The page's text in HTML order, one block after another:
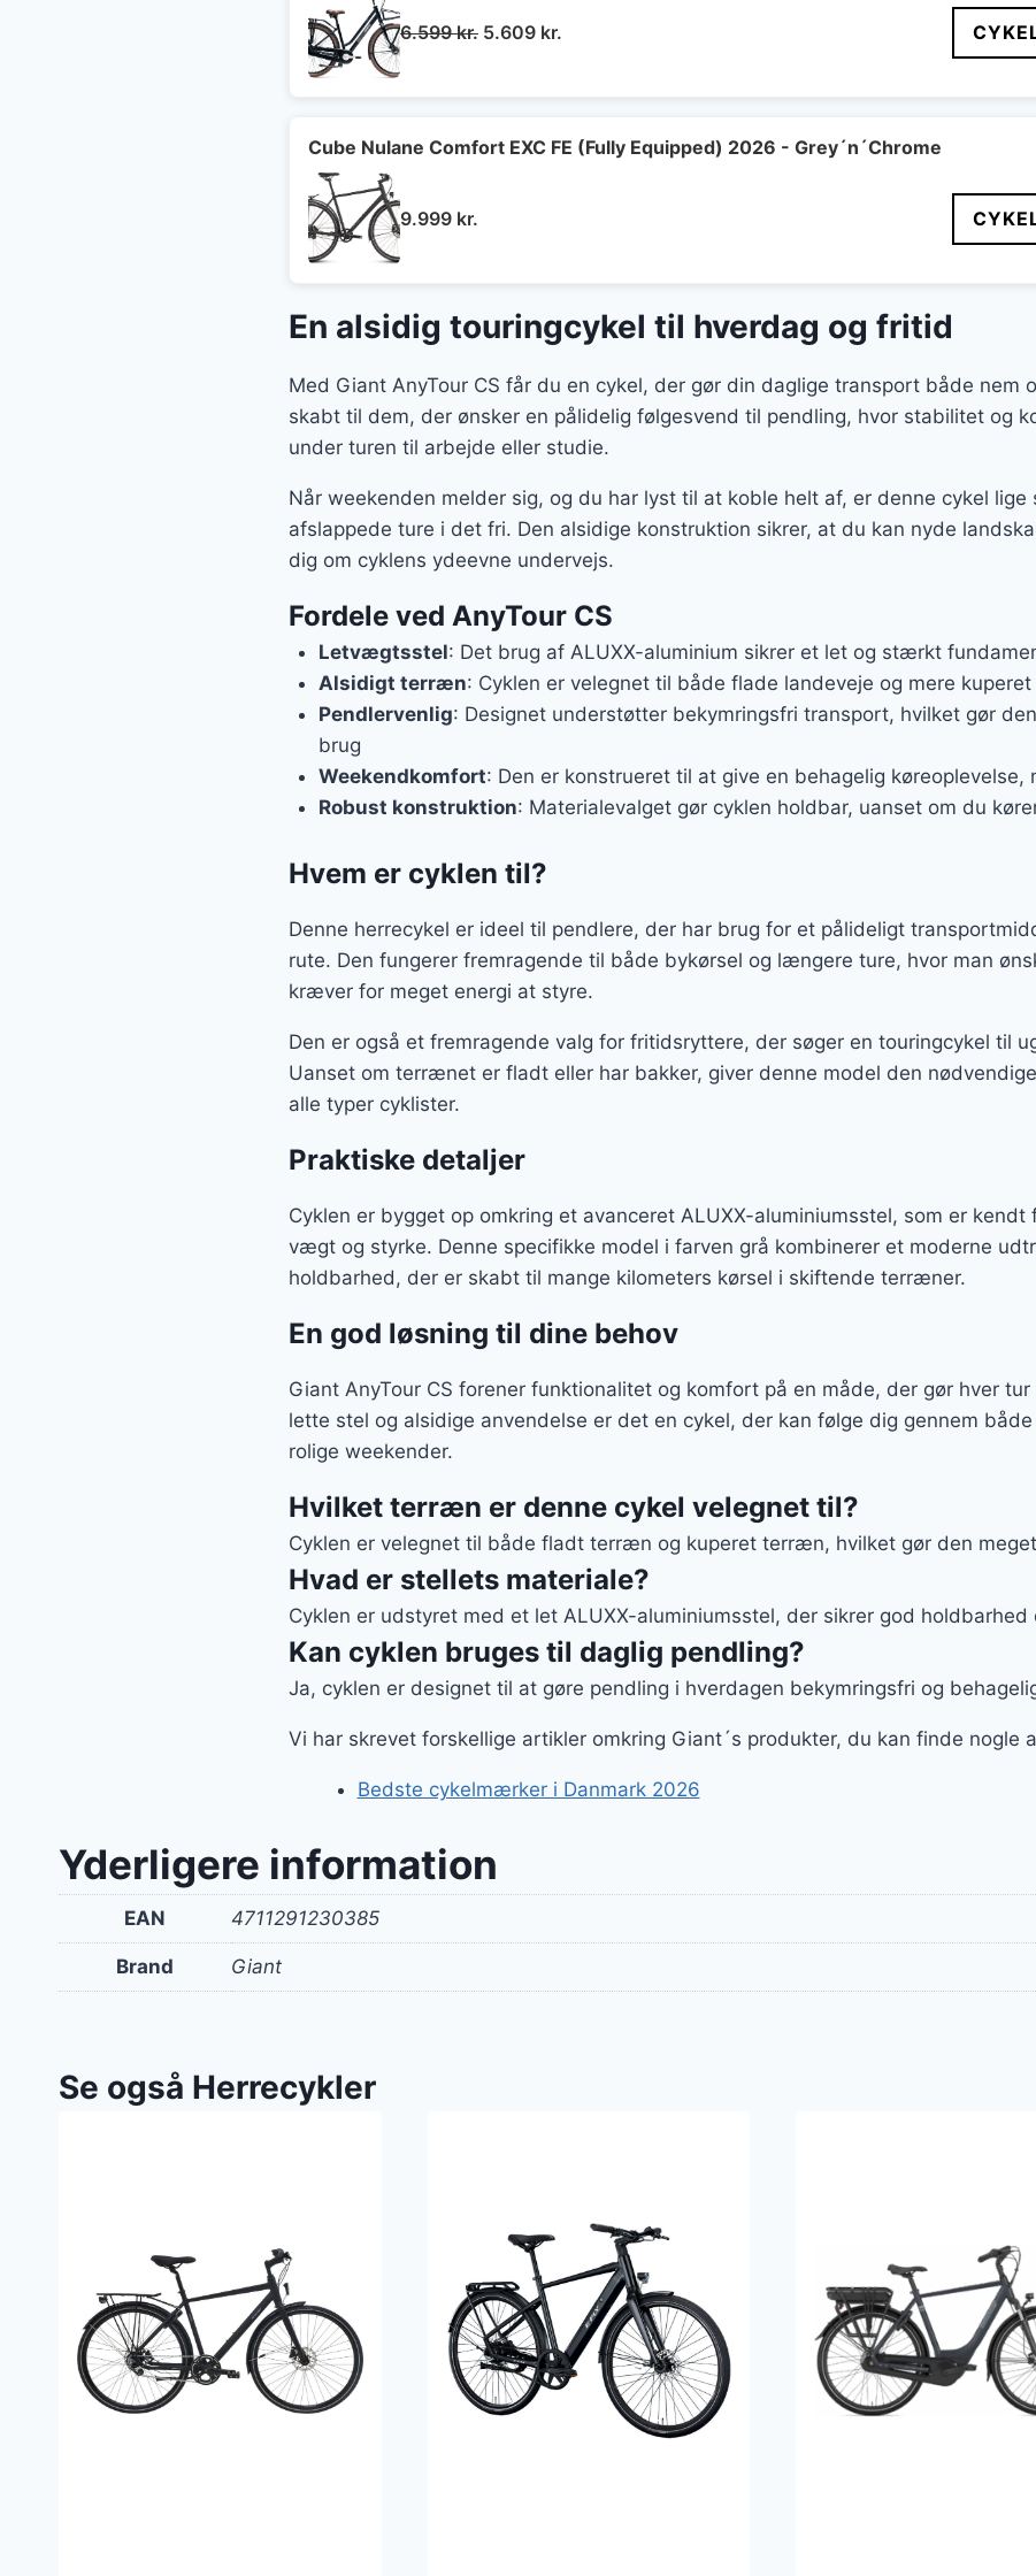
6.599kr. Den
6.599 kr..
5.609 kr.
5.609 kr..
Cube Nulane Comfort EXC FE (Fully Equipped) 2026 - Grey´n´Chrome
9.999 kr.
En alsidig touringcykel til hverdag og fritid
Med Giant AnyTour CS får du en cykel, der gør din daglige transport både nem
skabt til dem, der ønsker en pålidelig følgesvend til pendling, hvor stabilitet og
under turen til arbejde eller studie.
Når weekenden melder sig, og du har lyst til at koble helt af, er denne cykel lige
afslappede ture i det fri. Den alsidige konstruktion sikrer, at du kan nyde
dig om cyklens ydeevne undervejs.
Fordele ved AnyTour CS
Letvægtsstel: Det brug af ALUXX-aluminium sikrer et let og stærkt
Alsidigt terræn: Cyklen er velegnet til både flade landeveje og mere
Pendlervenlig: Designet understøtter bekymringsfri transport, hvilket gør
brug
Weekendkomfort: Den er konstrueret til at give en behagelig køreoplevelse,
Robust konstruktion: Materialevalget gør cyklen holdbar, uanset om du
Hvem er cyklen til?
Denne herrecykel er ideel til pendlere, der har brug for et pålideligt
rute. Den fungerer fremragende til både bykørsel og længere ture, hvor man
kræver for meget energi at styre.
Den er også et fremragende valg for fritidsryttere, der søger en touringcykel til
Uanset om terrænet er fladt eller har bakker, giver denne model den
alle typer cyklister.
Praktiske detaljer
Cyklen er bygget op omkring et avanceret ALUXX-aluminiumsstel, som er kendt
vægt og styrke. Denne specifikke model i farven grå kombinerer et moderne
holdbarhed, der er skabt til mange kilometers kørsel i skiftende terræner.
En god løsning til dine behov
Giant AnyTour CS forener funktionalitet og komfort på en måde, der gør hver
lette stel og alsidige anvendelse er det en cykel, der kan følge dig gennem
rolige weekender.
Hvilket terræn er denne cykel velegnet til?
Cyklen er velegnet til både fladt terræn og kuperet terræn, hvilket gør den
Hvad er stellets materiale?
Cyklen er udstyret med et let ALUXX-aluminiumsstel, der sikrer god holdbarhed
Kan cyklen bruges til daglig pendling?
Ja, cyklen er designet til at gøre pendling i hverdagen bekymringsfri og
Vi har skrevet forskellige artikler omkring Giant´s produkter, du kan finde nogle
Bedste cykelmærker i Danmark 2026
Yderligere information
EAN 4711291230385
Brand Giant
Se også Herrecykler